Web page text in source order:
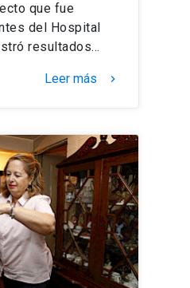
que fue
del Hospital
resultados…
Leer más keyboard_arrow_right